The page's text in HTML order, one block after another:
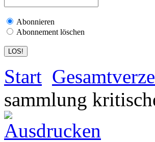
Abonnieren
Abonnement löschen
Start
sammlung